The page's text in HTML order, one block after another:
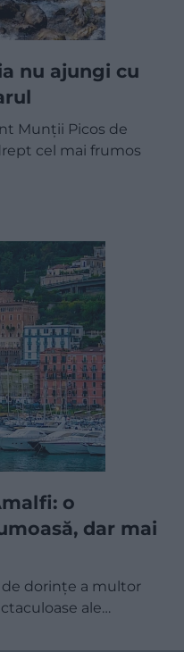
nu ajungi cu
Munții Picos de
cel mai frumos
o
dar mai
de dorințe a multor
ale…